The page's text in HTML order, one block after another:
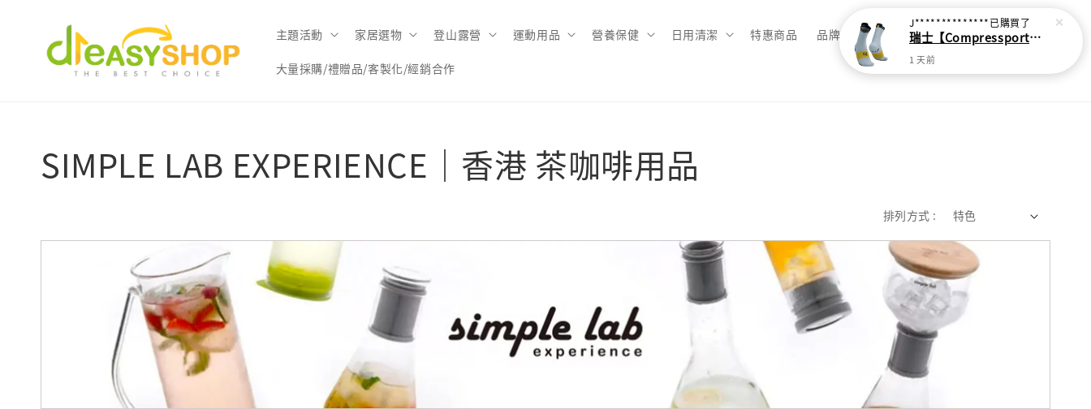
主題活動 家居選物 登山露營 運動用品 營養保健 日用清潔 特惠商品 品牌總覽
大量採購/禮贈品/客製化/經銷合作
SIMPLE LAB EXPERIENCE｜香港 茶咖啡用品
排列方式 :
J**************已購買了
瑞士【Compressport】V4 越野跑襪(2024新色)
1 天前